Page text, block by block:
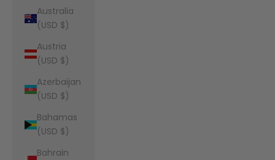
Australia
(USD $)
Austria
(USD $)
Azerbaijan
(USD $)
Bahamas
(USD $)
Bahrain